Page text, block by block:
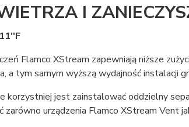
I
Flamco XStream zapewniają niższe
a tym samym wyższą wydajność instalacji
korzystniej jest zainstalować oddzielny
urządzenia Flamco XStream Vent